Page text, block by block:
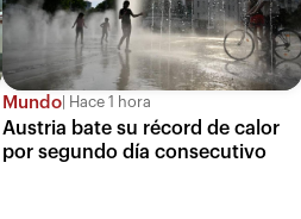
Mundo Hace 1 hora
Austria bate su récord de calor
por segundo día consecutivo